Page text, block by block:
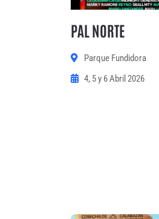
PAL NORTE
Parque Fundidora
4, 5 y 6 Abril 2026